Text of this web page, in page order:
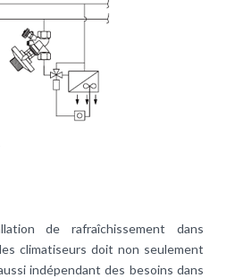
de rafraîchissement dans
climatiseurs doit non seulement
indépendant des besoins dans